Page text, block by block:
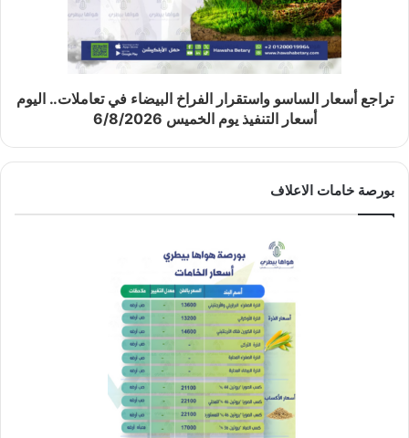
تراجع أسعار الساسو واستقرار الفراخ البيضاء في تعاملات.. اليوم
أسعار التنفيذ يوم الخميس 6/8/2026
بورصة خامات الاعلاف